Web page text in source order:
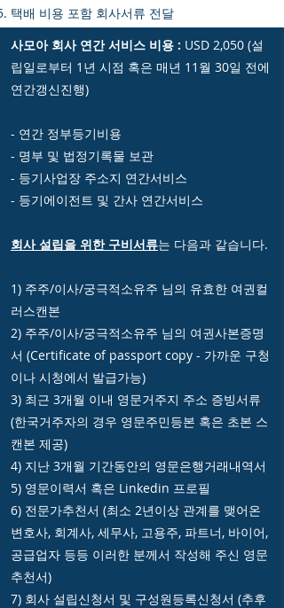
택배 비용 포함 회사서류 전달
사모아 회사 연간 서비스 비용 : USD 2,050 (설
립일로부터 1년 시점 혹은 매년 11월 30일 전에
연간갱신진행)
- 연간 정부등기비용
- 명부 및 법정기록물 보관
- 등기사업장 주소지 연간서비스
- 등기에이전트 및 간사 연간서비스
회사 설립을 위한 구비서류는 다음과 같습니다.
1) 주주/이사/궁극적소유주 님의 유효한 여권컬
러스캔본
2) 주주/이사/궁극적소유주 님의 여권사본증명
서 (Certificate of passport copy - 가까운 구청
이나 시청에서 발급가능)
3) 최근 3개월 이내 영문거주지 주소 증빙서류
(한국거주자의 경우 영문주민등본 혹은 초본 스
캔본 제공)
4) 지난 3개월 기간동안의 영문은행거래내역서
5) 영문이력서 혹은 Linkedin 프로필
6) 전문가추천서 (최소 2년이상 관계를 맺어온
변호사, 회계사, 세무사, 고용주, 파트너, 바이어,
공급업자 등등 이러한 분께서 작성해 주신 영문
추천서)
7) 회사 설립신청서 및 구성원등록신청서 (추후